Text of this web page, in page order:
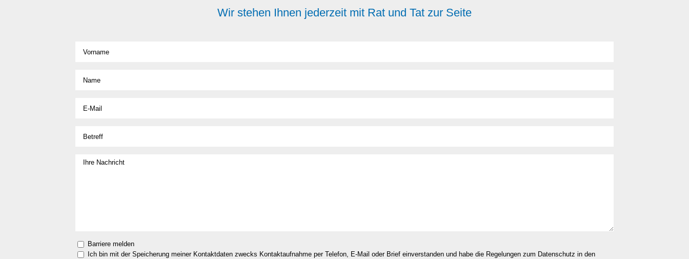
Wir stehen Ihnen jederzeit mit Rat und Tat zur Seite
Barriere melden
Ich bin mit der Speicherung meiner Kontaktdaten zwecks Kontaktaufnahme per Telefon, E-Mail oder Brief einverstanden und habe die Regelungen zum Datenschutz in den